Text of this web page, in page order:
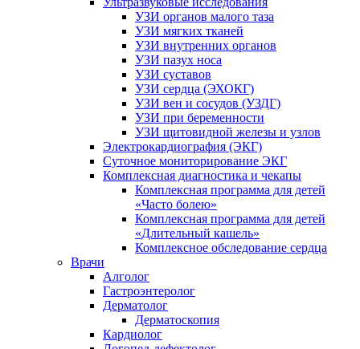
УЗИ органов малого таза
УЗИ мягких тканей
УЗИ внутренних органов
УЗИ пазух носа
УЗИ суставов
УЗИ сердца (ЭХОКГ)
УЗИ вен и сосудов (УЗДГ)
УЗИ при беременности
УЗИ щитовидной железы и узлов
Электрокардиография (ЭКГ)
Суточное мониторирование ЭКГ
Комплексная диагностика и чекапы
Комплексная программа для детей
«Часто болею»
Комплексная программа для детей
«Длительный кашель»
Комплексное обследование сердца
Врачи
Алголог
Гастроэнтеролог
Дерматолог
Дерматоскопия
Кардиолог